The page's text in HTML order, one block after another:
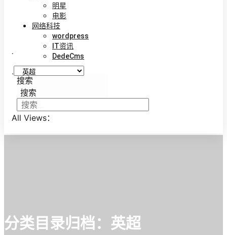
明星
电影
网络科技
wordpress
IT资讯
DedeCms
.
.
搜索
搜索
All Views：
分类目录归档： 英超